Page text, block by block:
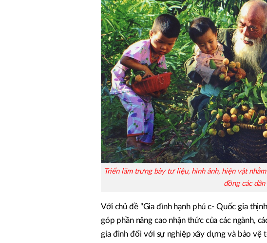
Triển lãm trưng bày tư liệu, hình ảnh, hiện vật
đồng các
Với chủ đề “Gia đình hạnh phú c- Quốc gia
góp phần nâng cao nhận thức của các ngành,
gia đình đối với sự nghiệp xây dựng và bảo